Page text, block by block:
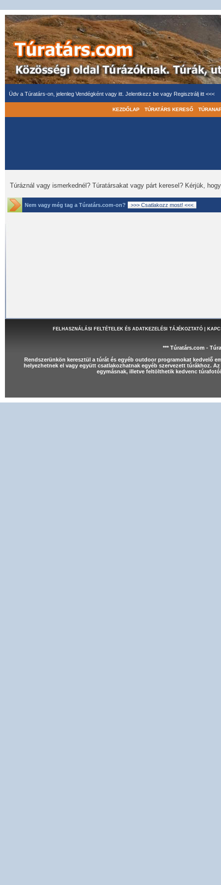
Üdv a Túratárs-on, jelenleg Vendégként vagy itt. Jelentkezz be vagy Regisztrálj itt <<<
KEZDŐLAP TÚRATÁRS KERESŐ
Túráznál vagy ismerkednél? Túratársakat vagy párt keresel? Kérjük,
Nem vagy még tag a Túratárs.com-on?
FELHASZNÁLÁSI FELTÉTELEK ÉS ADATKEZELÉSI TÁJÉKOZTATÓ|
*** Túratárs.com -
Rendszerünkön keresztül a túrát és egyéb outdoor programokat kedvelő
helyezhetnek el vagy együtt csatlakozhatnak egyéb szervezett túrákhoz.
egymásnak, illetve feltölthetik kedvenc